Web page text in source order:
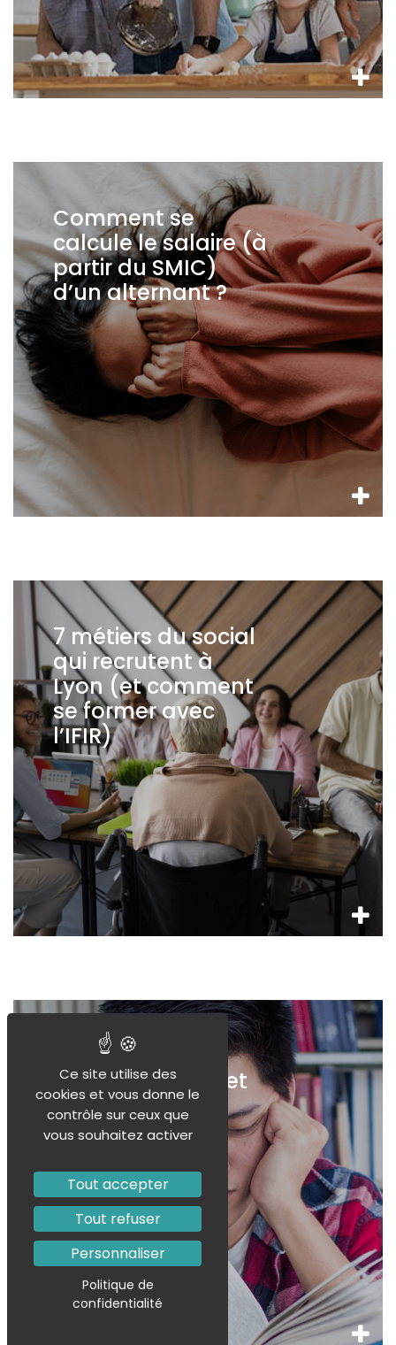
Comment se
calcule le salaire (à
partir du SMIC)
d’un alternant ?
7 métiers du social
qui recrutent à
Lyon (et comment
se former avec
l’IFIR)
Qu’est-ce que
l’échec scolaire et
comment le
surmonter ?
Ce site utilise des
cookies et vous donne le
contrôle sur ceux que
vous souhaitez activer
Tout accepter
Tout refuser
Personnaliser
Politique de
confidentialité